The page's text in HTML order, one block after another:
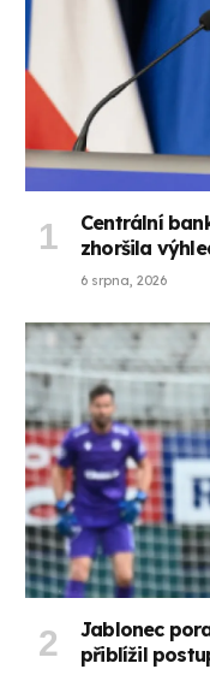
Centrální
zhoršila
6 srpna, 2026
Jablonec
přiblížil